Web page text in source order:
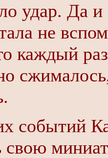
удар. Да и
не
каждый
событий
свою